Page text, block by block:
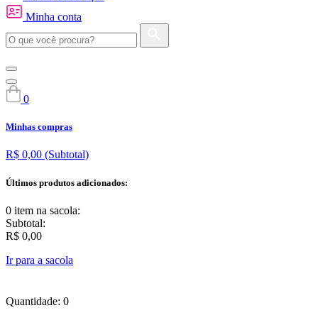
Minha conta
0
Minhas compras
R$ 0,00 (Subtotal)
Últimos produtos adicionados:
0 item na sacola:
Subtotal:
R$ 0,00
Ir para a sacola
Quantidade: 0